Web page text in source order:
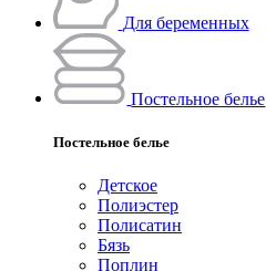
Для беременных
Постельное белье
Постельное белье
Детское
Полиэстeр
Полисатин
Бязь
Поплин